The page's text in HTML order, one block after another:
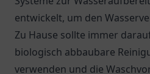
entwickelt, um den
Zu Hause sollte immer
biologisch abbaubare
verwenden und die